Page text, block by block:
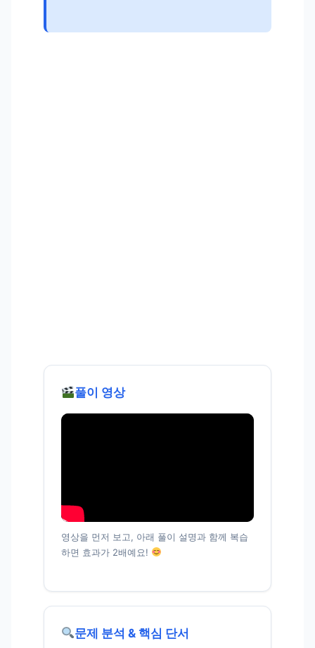
풀이 영상
영상을 먼저 보고, 아래 풀이 설명과 함께 복습
하면 효과가 2배예요!
문제 분석 & 핵심 단서